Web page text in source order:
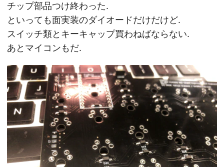
チップ部品つけ終わった.
といっても面実装のダイオードだけだけど.
スイッチ類とキーキャップ買わねばならない.
あとマイコンもだ.